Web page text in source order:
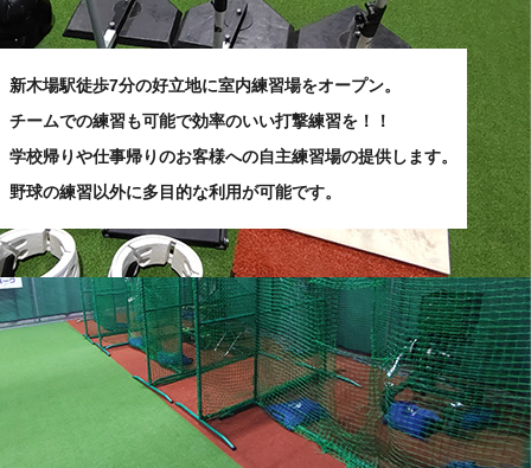
新木場駅徒歩7分の好立地に室内練習場をオープン。
チームでの練習も可能で効率のいい打撃練習を！！
学校帰りや仕事帰りのお客様への自主練習場の提供します。
野球の練習以外に多目的な利用が可能です。